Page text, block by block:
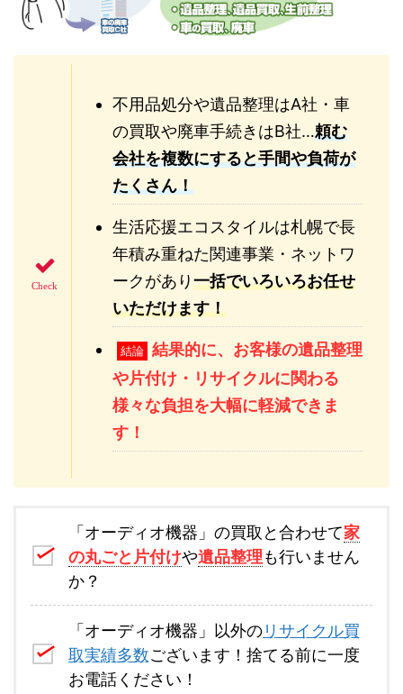
不用品処分や遺品整理はA社・車
の買取や廃車手続きはB社…頼む
会社を複数にすると手間や負荷が
たくさん！
生活応援エコスタイルは札幌で長
年積み重ねた関連事業・ネットワ
ークがあり一括でいろいろお任せ
いただけます！
結論 結果的に、お客様の遺品整理
や片付け・リサイクルに関わる
様々な負担を大幅に軽減できま
す！
「オーディオ機器」の買取と合わせて家
の丸ごと片付けや遺品整理も行いません
か？
「オーディオ機器」以外のリサイクル買
取実績多数ございます！捨てる前に一度
お電話ください！